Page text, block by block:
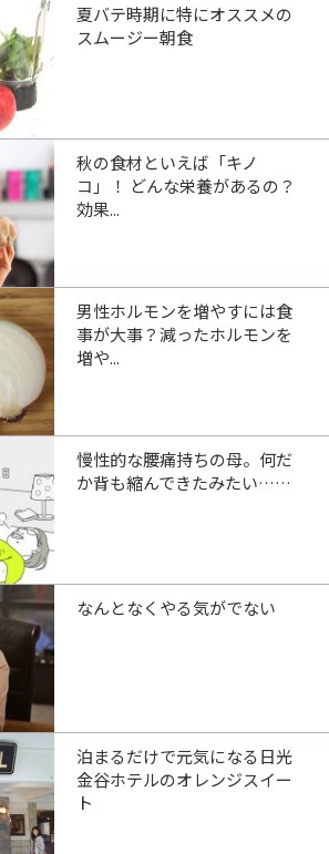
夏バテ時期に特にオススメの
スムージー朝食
秋の食材といえば「キノ
コ」！ どんな栄養があるの？
効果...
男性ホルモンを増やすには食
事が大事？減ったホルモンを
増や...
慢性的な腰痛持ちの母。何だ
か背も縮んできたみたい……
なんとなくやる気がでない
泊まるだけで元気になる日光
金谷ホテルのオレンジスイー
ト